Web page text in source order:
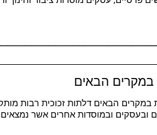
במקרים הבאים
במקרים הבאים דלתות זכוכית רבות
ובעסקים ובמוסדות אחרים אשר נמצאים